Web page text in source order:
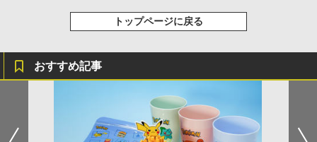
トップページに戻る
おすすめ記事